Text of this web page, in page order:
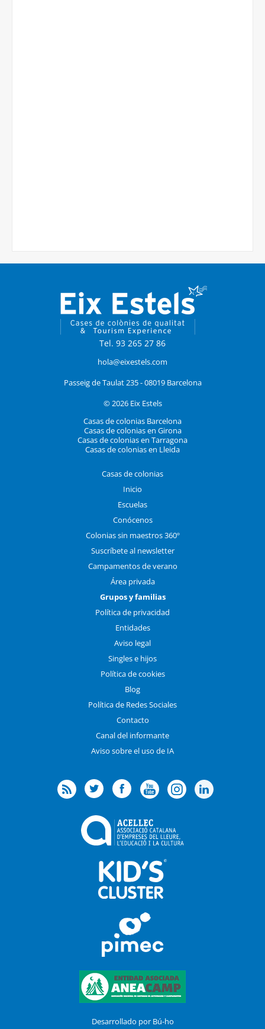
Tel. 93 265 27 86
hola@eixestels.com
Passeig de Taulat 235 - 08019 Barcelona
© 2026 Eix Estels
Casas de colonias Barcelona
Casas de colonias en Girona
Casas de colonias en Tarragona
Casas de colonias en Lleida
Casas de colonias
Inicio
Escuelas
Conócenos
Colonias sin maestros 360º
Suscríbete al newsletter
Campamentos de verano
Área privada
Grupos y familias
Política de privacidad
Entidades
Aviso legal
Singles e hijos
Política de cookies
Blog
Política de Redes Sociales
Contacto
Canal del informante
Aviso sobre el uso de IA
Desarrollado por Bú-ho